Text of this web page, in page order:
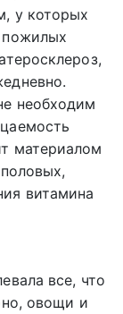
у которых
пожилых
необходим
материалом
витамина
все, что
овощи и